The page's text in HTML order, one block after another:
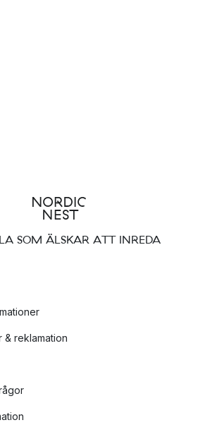
SOM ÄLSKAR ATT INREDA
& reklamation